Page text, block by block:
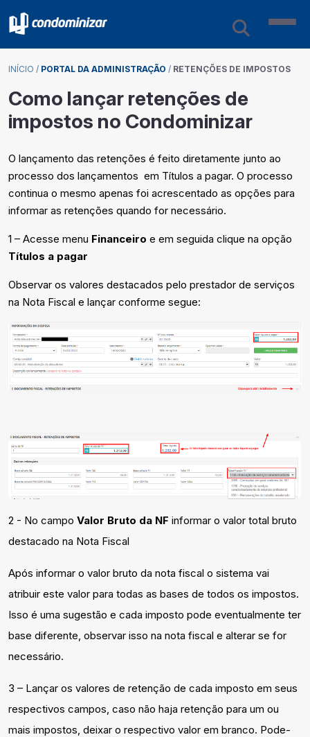
INÍCIO / PORTAL DA ADMINISTRAÇÃO / RETENÇÕES DE IMPOSTOS
Como lançar retenções de
impostos no Condominizar
O lançamento das retenções é feito diretamente junto ao
processo dos lançamentos em Títulos a pagar. O processo
continua o mesmo apenas foi acrescentado as opções para
informar as retenções quando for necessário.
1 – Acesse menu Financeiro e em seguida clique na opção
Títulos a pagar
Observar os valores destacados pelo prestador de serviços
na Nota Fiscal e lançar conforme segue:
2 - No campo Valor Bruto da NF informar o valor total bruto
destacado na Nota Fiscal
Após informar o valor bruto da nota fiscal o sistema vai
atribuir este valor para todas as bases de todos os impostos.
Isso é uma sugestão e cada imposto pode eventualmente ter
base diferente, observar isso na nota fiscal e alterar se for
necessário.
3 – Lançar os valores de retenção de cada imposto em seus
respectivos campos, caso não haja retenção para um ou
mais impostos, deixar o respectivo valor em branco. Pode-